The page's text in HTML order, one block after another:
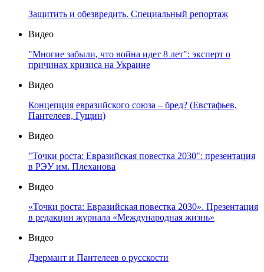
Защитить и обезвредить. Специальный репортаж
Видео
"Многие забыли, что война идет 8 лет": эксперт о
причинах кризиса на Украине
Видео
Концепция евразийского союза – бред? (Евстафьев,
Пантелеев, Гущин)
Видео
"Точки роста: Евразийская повестка 2030": презентация
в РЭУ им. Плеханова
Видео
«Точки роста: Евразийская повестка 2030». Презентация
в редакции журнала «Международная жизнь»
Видео
Дзермант и Пантелеев о русскости